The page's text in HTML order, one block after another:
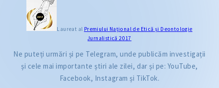
Laureat al Premiului Naţional de Etică și Deontologie
Jurnalistică 2017
Ne puteți urmări și pe Telegram, unde publicăm investigații
și cele mai importante știri ale zilei, dar și pe: YouTube,
Facebook, Instagram și TikTok.